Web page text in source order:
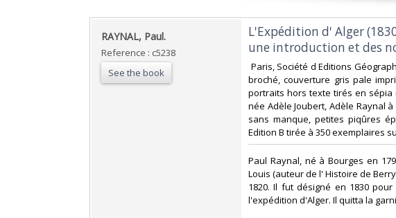
‎RAYNAL, Paul.‎
Reference : c5238
See the book
‎L'Expédition d' Alger
une introduction et des
Paris, Société d Editions
broché, couverture gris pale
portraits hors texte tirés en sépia
née Adèle Joubert, Adèle Raynal
sans manque, petites piqûres
Edition B tirée à 350 exemplaires
‎Paul Raynal, né à Bourges en
Louis (auteur de l' Histoire de
1820. Il fut désigné en 1830
l'expédition d'Alger. Il quitta la